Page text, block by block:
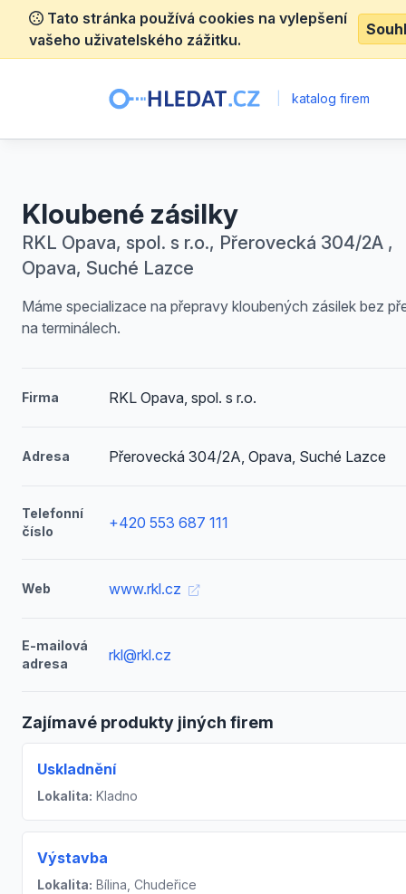
Tato stránka používá cookies na vylepšení
vašeho uživatelského zážitku.
katalog firem
Kloubené zásilky
RKL Opava, spol. s r.o., Přerovecká 304/2A ,
Opava, Suché Lazce
Máme specializace na přepravy kloubených zásilek bez
na terminálech.
Firma RKL Opava, spol. s r.o.
Adresa Přerovecká 304/2A, Opava, Suché Lazce
Telefonní
číslo
+420 553 687 111
Web www.rkl.cz
E-mailová
adresa
rkl@rkl.cz
Zajímavé produkty jiných firem
Uskladnění
Lokalita: Kladno
Výstavba
Lokalita: Bílina, Chudeřice